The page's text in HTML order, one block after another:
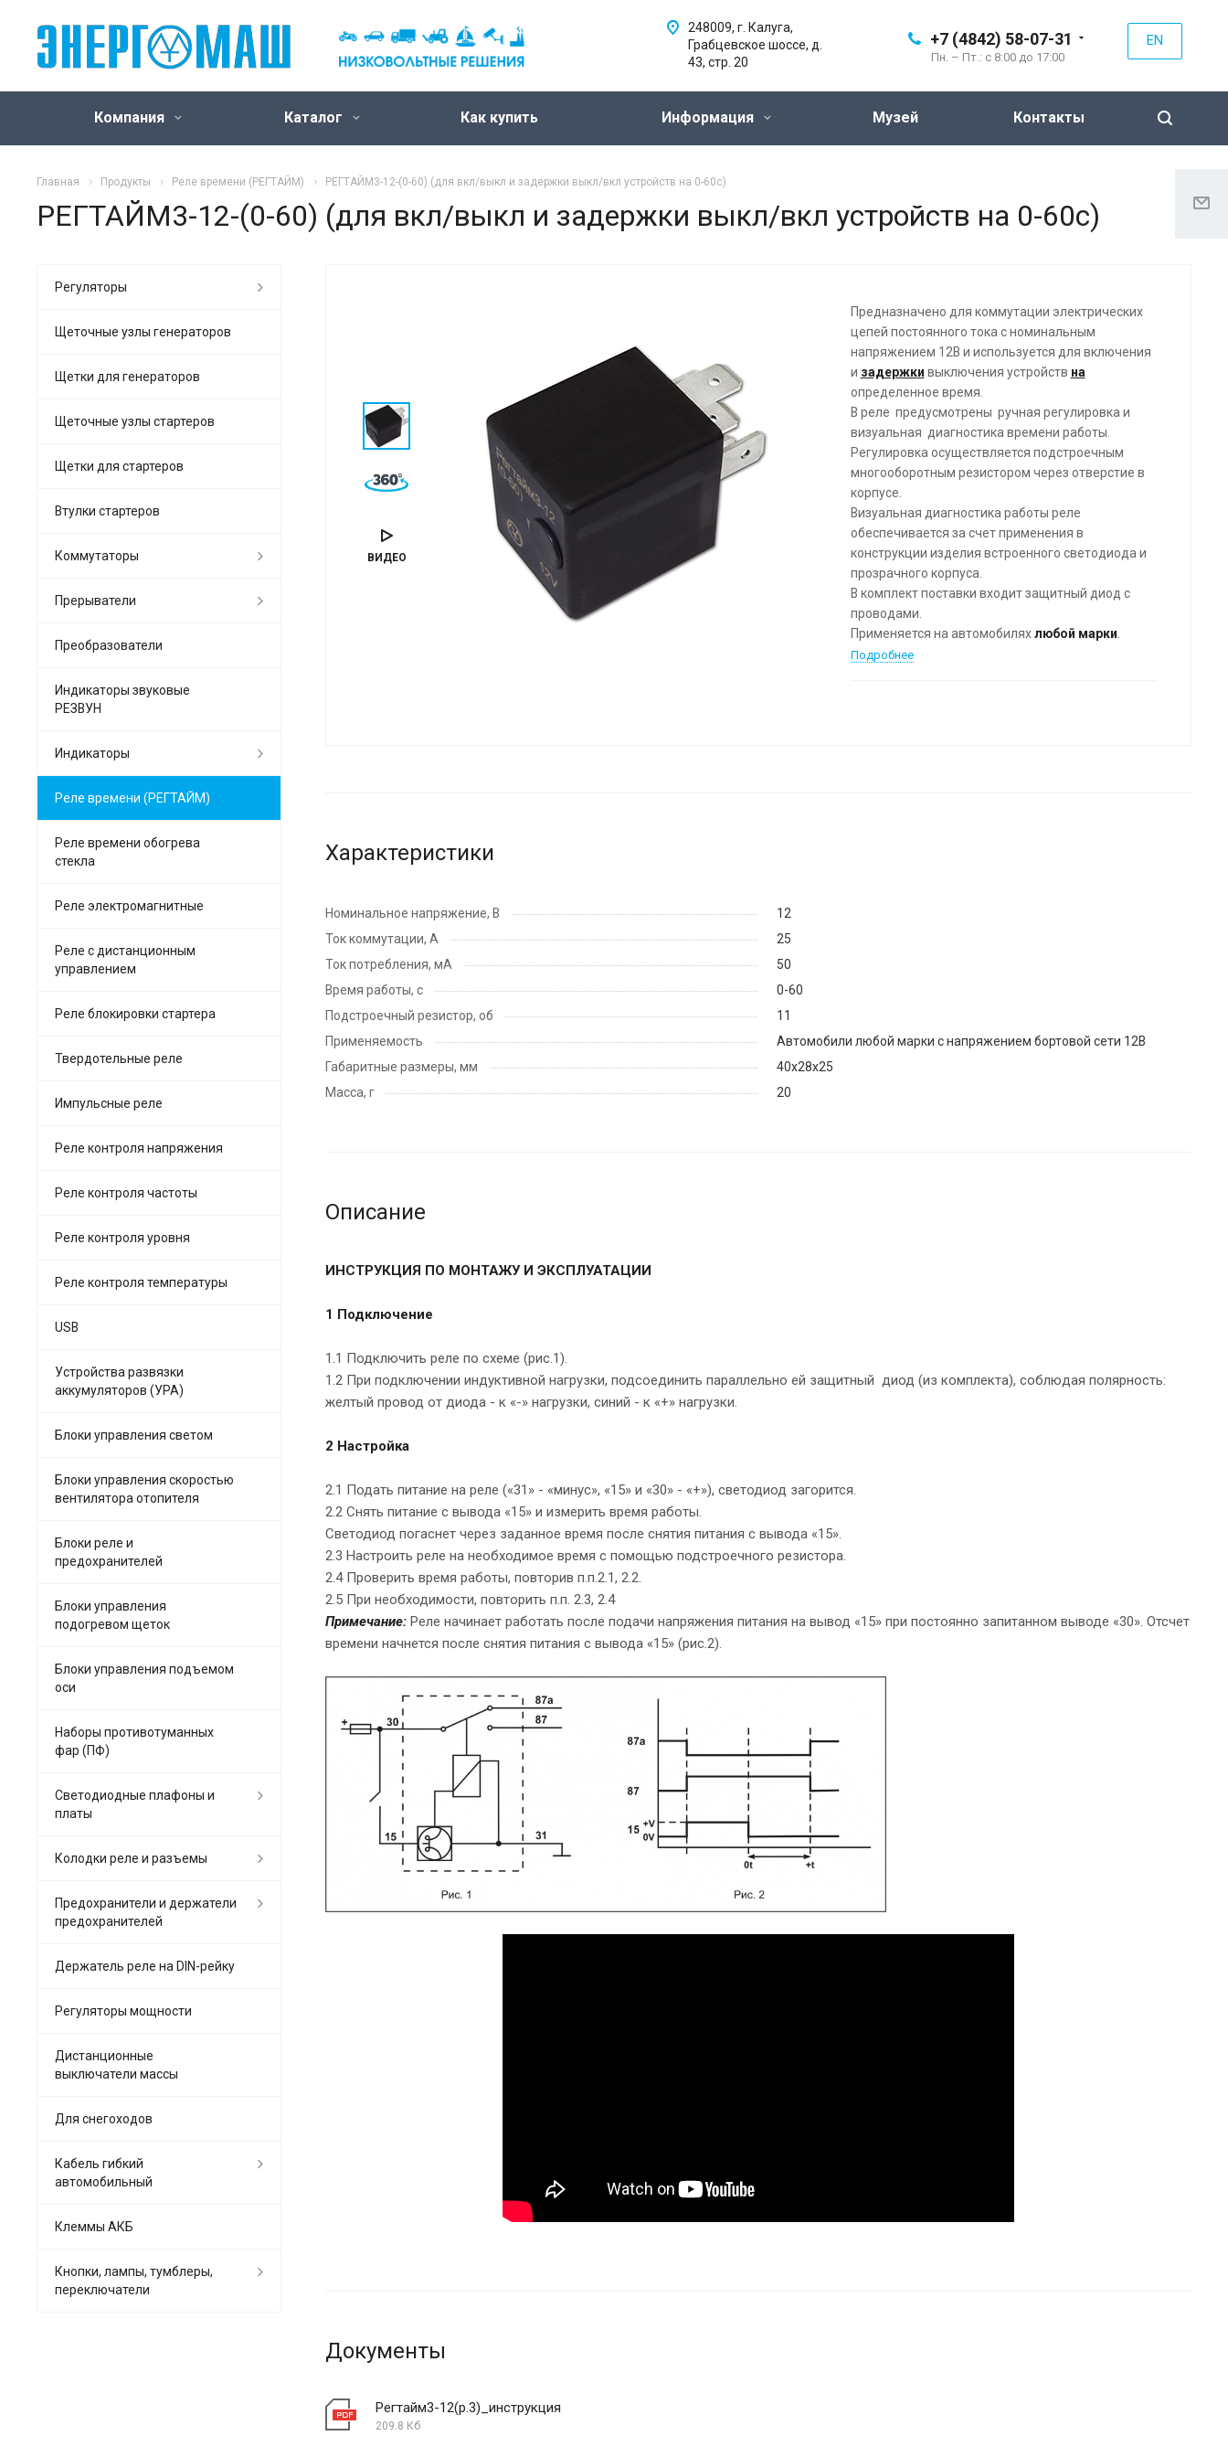
+7 (4842) 58-07-31
Пн. – Пт.: с 8:00 до 17:00
EN
248009, г. Калуга,
Грабцевское шоссе, д.
43, стр. 20
Компания Каталог Как купить Информация Музей Контакты
Главная Продукты Реле времени (РЕГТАЙМ) РЕГТАЙМ3-12-(0-60) (для вкл/выкл и задержки выкл/вкл устройств на 0-60с)
РЕГТАЙМ3-12-(0-60) (для вкл/выкл и задержки выкл/вкл устройств на 0-60с)
ВИДЕО
Предназначено для коммутации электрических
цепей постоянного тока с номинальным
напряжением 12В и используется для включения
и задержки выключения устройств на
определенное время.
В реле предусмотрены ручная регулировка и
визуальная диагностика времени работы.
Регулировка осуществляется подстроечным
многооборотным резистором через отверстие в
корпусе.
Визуальная диагностика работы реле
обеспечивается за счет применения в
конструкции изделия встроенного светодиода и
прозрачного корпуса.
В комплект поставки входит защитный диод с
проводами.
Применяется на автомобиляхлюбой марки
Подробнее
Характеристики
Номинальное напряжение, В
12
Ток коммутации, А
25
Ток потребления, мА
50
Время работы, с
0-60
Подстроечный резистор, об
11
Применяемость
Автомобили любой марки с напряжением бортовой сети 12В
Габаритные размеры, мм
40х28х25
Масса, г
20
Описание
ИНСТРУКЦИЯ ПО МОНТАЖУ И ЭКСПЛУАТАЦИИ
1 Подключение
1.1 Подключить реле по схеме (рис.1).
1.2 При подключении индуктивной нагрузки, подсоединить параллельно ей защитный диод (из комплекта), соблюдая полярность:
желтый провод от диода - к «-» нагрузки, синий - к «+» нагрузки.
2 Настройка
2.1 Подать питание на реле («31» - «минус», «15» и «30» - «+»), светодиод загорится.
2.2 Снять питание с вывода «15» и измерить время работы.
Светодиод погаснет через заданное время после снятия питания с вывода «15».
2.3 Настроить реле на необходимое время с помощью подстроечного резистора.
2.4 Проверить время работы, повторив п.п.2.1, 2.2.
2.5 При необходимости, повторить п.п. 2.3, 2.4
Примечание: Реле начинает работать после подачи напряжения питания на вывод «15» при постоянно запитанном выводе «30». Отсчет
времени начнется после снятия питания с вывода «15» (рис.2).
Документы
Регтайм3-12(р.3)_инструкция
209.8 Кб
Регуляторы
Щеточные узлы генераторов
Щетки для генераторов
Щеточные узлы стартеров
Щетки для стартеров
Втулки стартеров
Коммутаторы
Прерыватели
Преобразователи
Индикаторы звуковые
РЕЗВУН
Индикаторы
Реле времени (РЕГТАЙМ)
Реле времени обогрева
стекла
Реле электромагнитные
Реле с дистанционным
управлением
Реле блокировки стартера
Твердотельные реле
Импульсные реле
Реле контроля напряжения
Реле контроля частоты
Реле контроля уровня
Реле контроля температуры
USB
Устройства развязки
аккумуляторов (УРА)
Блоки управления светом
Блоки управления скоростью
вентилятора отопителя
Блоки реле и
предохранителей
Блоки управления
подогревом щеток
Блоки управления подъемом
оси
Наборы противотуманных
фар (ПФ)
Светодиодные плафоны и
платы
Колодки реле и разъемы
Предохранители и держатели
предохранителей
Держатель реле на DIN-рейку
Регуляторы мощности
Дистанционные
выключатели массы
Для снегоходов
Кабель гибкий
автомобильный
Клеммы АКБ
Кнопки, лампы, тумблеры,
переключатели